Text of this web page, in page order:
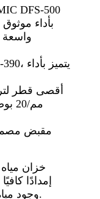
بأداء
واسعة
إمدادًا
وجود مياه متبقية، مما يسهل الصيانة.